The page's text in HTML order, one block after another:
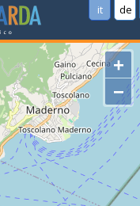
it de
+
−